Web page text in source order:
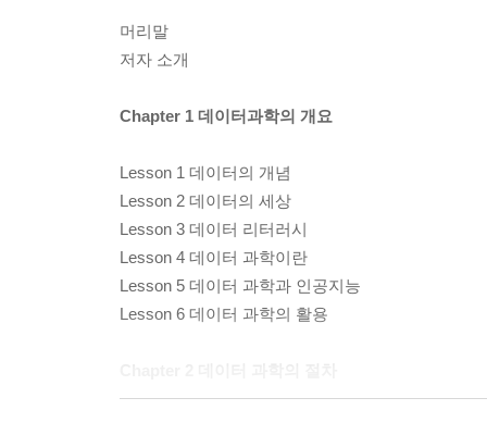
머리말
저자 소개
Chapter 1 데이터과학의 개요
Lesson 1 데이터의 개념
Lesson 2 데이터의 세상
Lesson 3 데이터 리터러시
Lesson 4 데이터 과학이란
Lesson 5 데이터 과학과 인공지능
Lesson 6 데이터 과학의 활용